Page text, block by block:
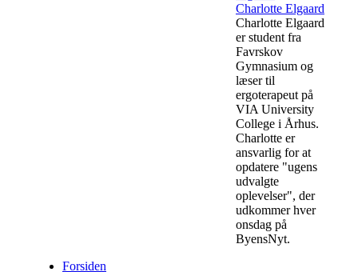
Charlotte Elgaard
Charlotte Elgaard
er student fra
Favrskov
Gymnasium og
læser til
ergoterapeut på
VIA University
College i Århus.
Charlotte er
ansvarlig for at
opdatere "ugens
udvalgte
oplevelser", der
udkommer hver
onsdag på
ByensNyt.
Forsiden